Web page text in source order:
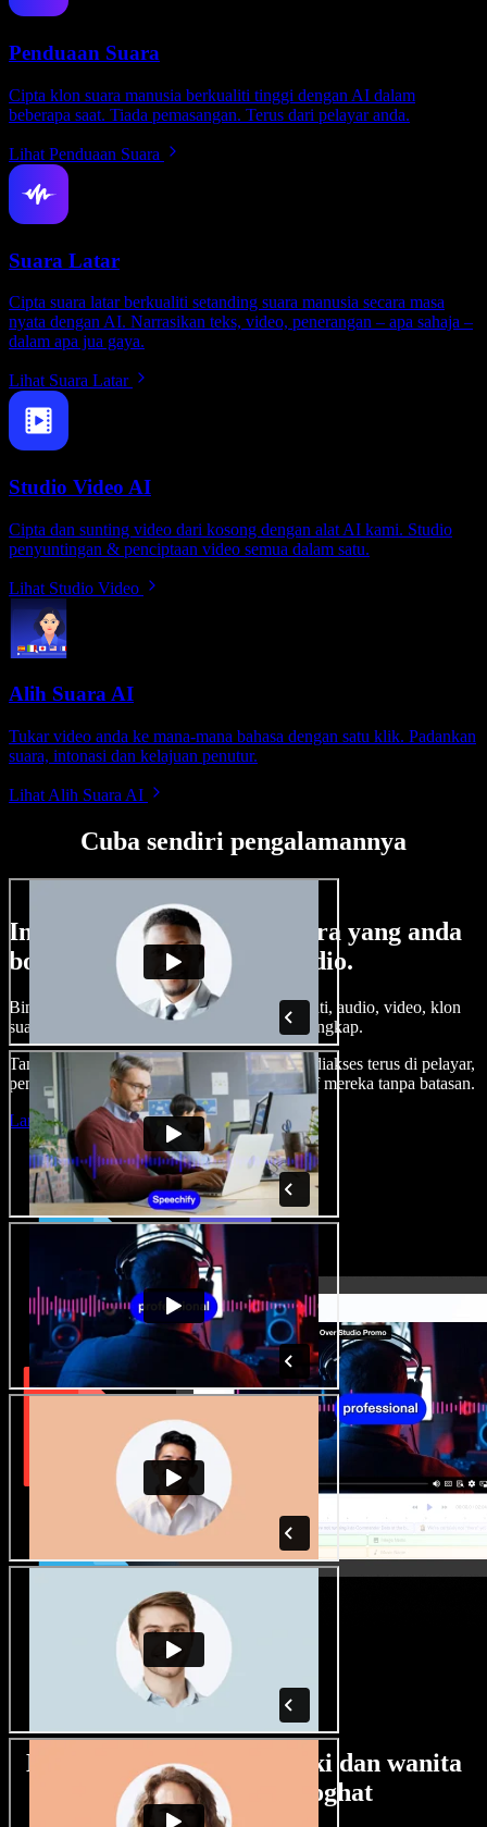
Penduaan Suara
Cipta klon suara manusia berkualiti tinggi dengan AI dalam
beberapa saat. Tiada pemasangan. Terus dari pelayar anda.
Lihat Penduaan Suara
Suara Latar
Cipta suara latar berkualiti setanding suara manusia secara masa
nyata dengan AI. Narrasikan teks, video, penerangan – apa sahaja –
dalam apa jua gaya.
Lihat Suara Latar
Studio Video AI
Cipta dan sunting video dari kosong dengan alat AI kami. Studio
penyuntingan & penciptaan video semua dalam satu.
Lihat Studio Video
Alih Suara AI
Tukar video anda ke mana-mana bahasa dengan satu klik. Padankan
suara, intonasi dan kelajuan penutur.
Lihat Alih Suara AI
Cuba sendiri pengalamannya
Ini hanya sebahagian perkara yang anda
boleh buat di Speechify Studio.
Bina suara latar, tambah imej stok tanpa royalti, audio, video, klon
suara anda, untuk projek audio video yang lengkap.
Tanpa keluk pembelajaran dan semua boleh diakses terus di pelayar,
pencipta boleh realisasikan segala idea kreatif mereka tanpa batasan.
Lancarkan Studio
Banyak pilihan suara lelaki dan wanita
dengan pelbagai loghat